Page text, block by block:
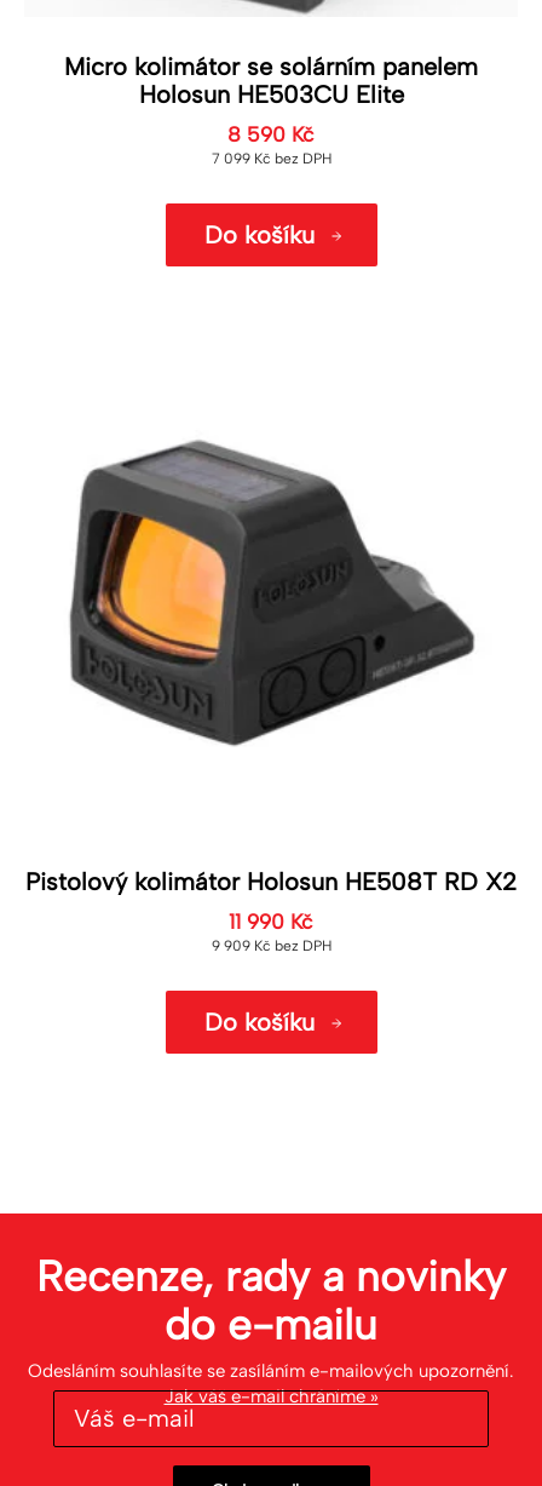
Micro kolimátor se solárním panelem
Holosun HE503CU Elite
8 590 Kč
7 099 Kč bez DPH
Do košíku
Pistolový kolimátor Holosun HE508T RD X2
11 990 Kč
9 909 Kč bez DPH
Do košíku
Recenze, rady a novinky
do e-mailu
Odesláním souhlasíte se zasíláním e-mailových upozornění.
Jak váš e-mail chráníme »